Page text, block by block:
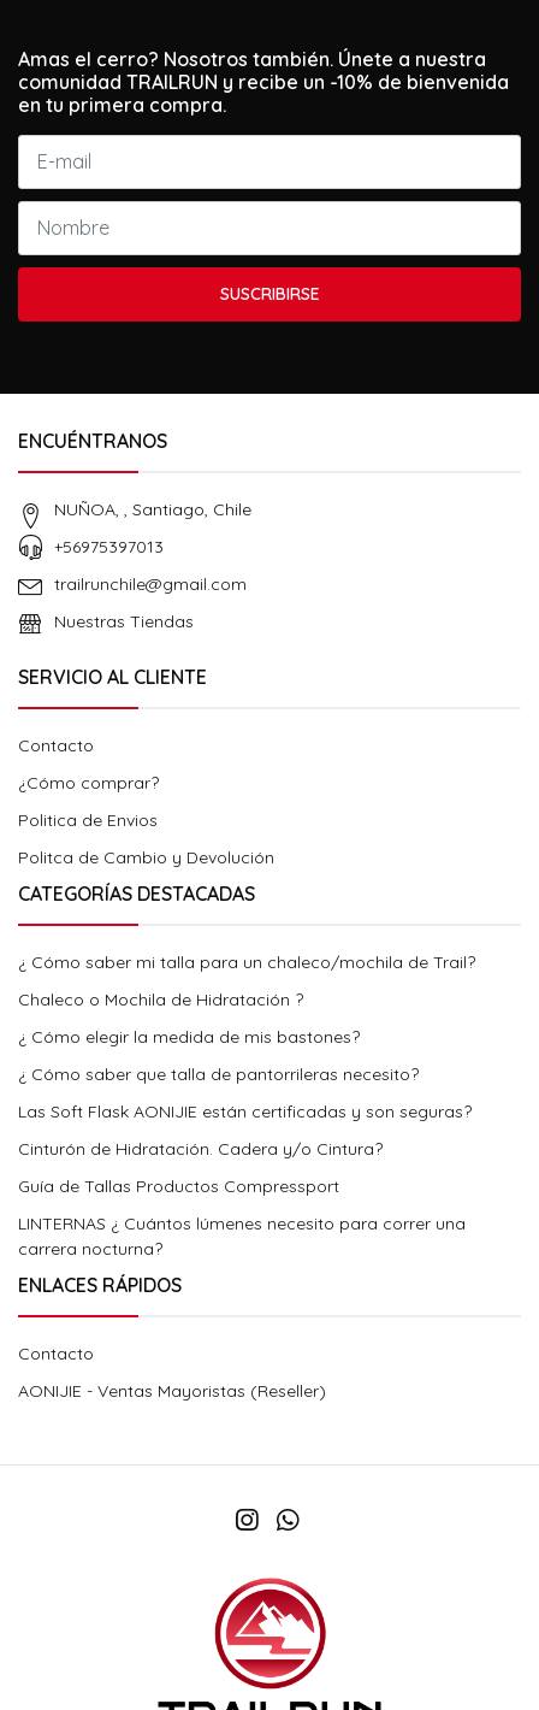
Amas el cerro? Nosotros también. Únete a nuestra
comunidad TRAILRUN y recibe un -10% de bienvenida
en tu primera compra.
SUSCRIBIRSE
ENCUÉNTRANOS
NUÑOA, , Santiago, Chile
+56975397013
trailrunchile@gmail.com
Nuestras Tiendas
SERVICIO AL CLIENTE
Contacto
¿Cómo comprar?
Politica de Envios
Politca de Cambio y Devolución
CATEGORÍAS DESTACADAS
¿ Cómo saber mi talla para un chaleco/mochila de Trail?
Chaleco o Mochila de Hidratación ?
¿ Cómo elegir la medida de mis bastones?
¿ Cómo saber que talla de pantorrileras necesito?
Las Soft Flask AONIJIE están certificadas y son seguras?
Cinturón de Hidratación. Cadera y/o Cintura?
Guía de Tallas Productos Compressport
LINTERNAS ¿ Cuántos lúmenes necesito para correr una
carrera nocturna?
ENLACES RÁPIDOS
Contacto
AONIJIE - Ventas Mayoristas (Reseller)